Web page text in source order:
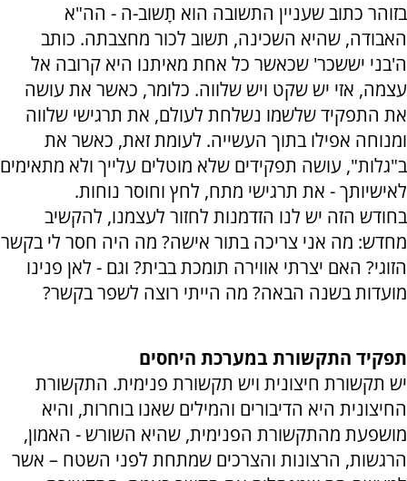
בזוהר כתוב שעניין התשובה הוא תָשוב-ה - הה"א
האבודה, שהיא השכינה, תשוב לכור מחצבתה. כותב
ה'בני יששכר' שכאשר כל אחת מאיתנו היא קרובה אל
עצמה, אזי יש שקט ויש שלווה. כלומר, כאשר את עושה
את התפקיד שלשמו נשלחת לעולם, את תרגישי שלווה
ומנוחה אפילו בתוך העשייה. לעומת זאת, כאשר את
ב"גלות", עושה תפקידים שלא מוטלים עלייך ולא מתאימים
לאישיותך - את תרגישי מתח, לחץ וחוסר נוחות.
בחודש הזה יש לנו הזדמנות לחזור לעצמנו, להקשיב
מחדש: מה אני צריכה בתור אישה? מה היה חסר לי בקשר
הזוגי? האם יצרתי אווירה תומכת בבית? וגם - לאן פנינו
מועדות בשנה הבאה? מה הייתי רוצה לשפר בקשר?
תפקיד התקשורת במערכת היחסים
יש תקשורת חיצונית ויש תקשורת פנימית. התקשורת
החיצונית היא הדיבורים והמילים שאנו בוחרות, והיא
מושפעת מהתקשורת הפנימית, שהיא השורש - האמון,
הרגשות, הרצונות והצרכים שמתחת לפני השטח – אשר